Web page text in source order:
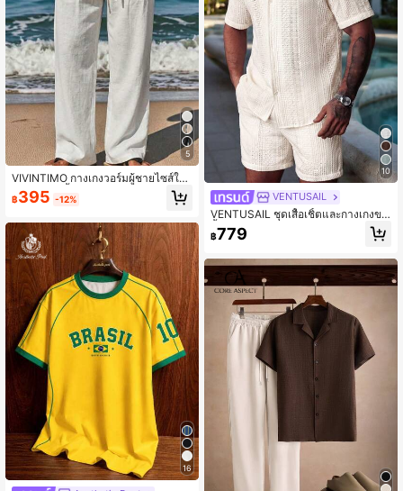
5
VIVINTIMO กางเกงวอร์มผู้ชายไซส์ให
ญ่ ลำลอง สีพื้น เอวรูดเชือก มีกระเป๋า สำ
หรับวันหยุด
฿395 -12%
16
10
VENTUSAIL
VENTUSAIL ชุดเสื้อเชิ้ตและกางเกงขา
สั้นสำหรับผู้ชาย, สำหรับวันหยุดพักผ่อน,
มีกระดุมด้านหน้า, แบบกลวง
฿779